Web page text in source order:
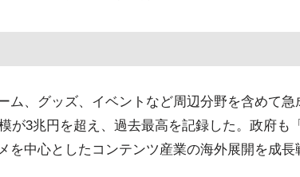
ム、グッズ、イベントなど周辺分野を含めて急
が3兆円を超え、過去最高を記録した。政府も
を中心としたコンテンツ産業の海外展開を成長